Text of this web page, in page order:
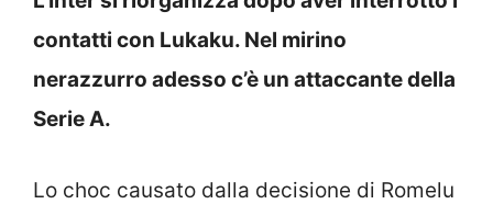
contatti con Lukaku. Nel mirino
nerazzurro adesso c’è un attaccante della
Serie A.
Lo choc causato dalla decisione di Romelu